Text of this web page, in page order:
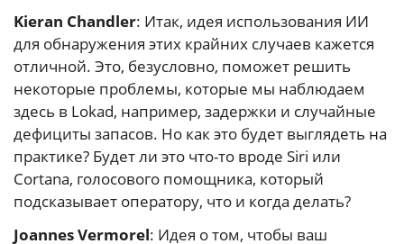
Kieran Chandler: Итак, идея использования ИИ
для обнаружения этих крайних случаев кажется
отличной. Это, безусловно, поможет решить
некоторые проблемы, которые мы наблюдаем
здесь в Lokad, например, задержки и случайные
дефициты запасов. Но как это будет выглядеть на
практике? Будет ли это что-то вроде Siri или
Cortana, голосового помощника, который
подсказывает оператору, что и когда делать?
Joannes Vermorel: Идея о том, чтобы ваш